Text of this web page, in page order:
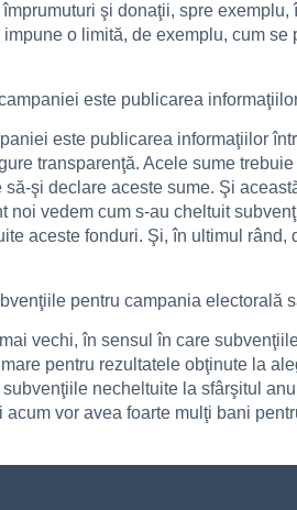
şi donaţii, spre
o limită, de exemplu, cum
este publicarea
este publicarea informaţiilor
transparenţă. Acele sume
şi declare aceste sume. Şi
vedem cum s-au cheltuit
aceste fonduri. Şi, în ultimul
pentru campania electorală
vechi, în sensul în care
pentru rezultatele obţinute la
necheltuite la sfârşitul
vor avea foarte mulţi bani